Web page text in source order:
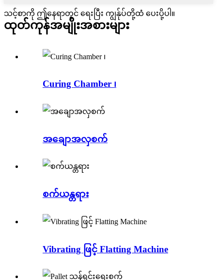
သင့်စာကို ဤနေရာတွင် ရေးပြီး ကျွန်ုပ်တို့ထံ ပေးပို့ပါ။
ထုတ်ကုန်အမျိုးအစားများ
Curing Chamber ၊
အချောအလှစက်
စက်ယန္တရား
Vibrating ဖြင့် Flatting Machine